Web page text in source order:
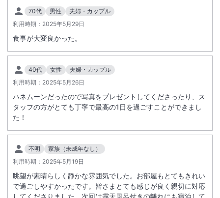
70代 男性
夫婦・カップル
利用時期： 2025年5月29日
食事が大変良かった。
40代 女性
夫婦・カップル
利用時期： 2025年5月26日
ハネムーンだったので写真をプレゼントしてくださったり、ス
タッフの方がとても丁寧で最高の1日を過ごすことができまし
た！
不明
家族（未成年なし）
利用時期： 2025年5月19日
眺望が素晴らしく静かな雰囲気でした。お部屋もとてもきれい
で過ごしやすかったです。皆さまとても感じが良く親切に対応
してくださりました。次回は露天風呂付きの離れにも宿泊して